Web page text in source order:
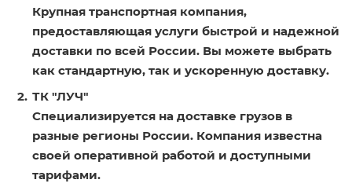
Крупная транспортная компания,
предоставляющая услуги быстрой и надежной
доставки по всей России. Вы можете выбрать
как стандартную, так и ускоренную доставку.
ТК "ЛУЧ"
Специализируется на доставке грузов в
разные регионы России. Компания известна
своей оперативной работой и доступными
тарифами.